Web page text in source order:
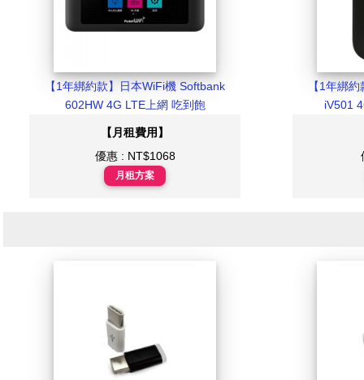
【1年綁約款】日本WiFi機 Softbank
602HW 4G LTE上網 吃到飽
【月租費用】
優惠 : NT$1068
月租方案
【1年綁
iV501